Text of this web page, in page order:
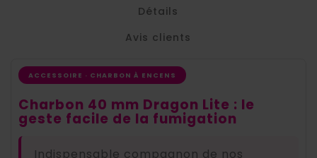
Détails
Avis clients
ACCESSOIRE · CHARBON À ENCENS
Charbon 40 mm Dragon Lite : le
geste facile de la fumigation
Indispensable compagnon de nos